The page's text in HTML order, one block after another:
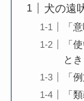
犬の遠
「
「
とき
「
「